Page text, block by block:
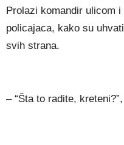
Prolazi komandir ulicom
policajaca, kako su
svih strana.
– “Šta to radite,